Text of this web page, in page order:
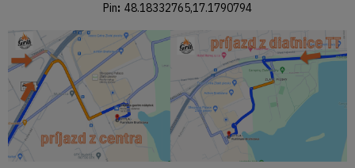
Pin: 48.18332765,17.1790794